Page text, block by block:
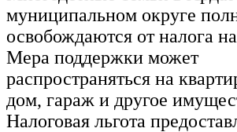
муниципальном округе
освобождаются от налога
Мера поддержки может
распространяться на
дом, гараж и другое
Налоговая льгота